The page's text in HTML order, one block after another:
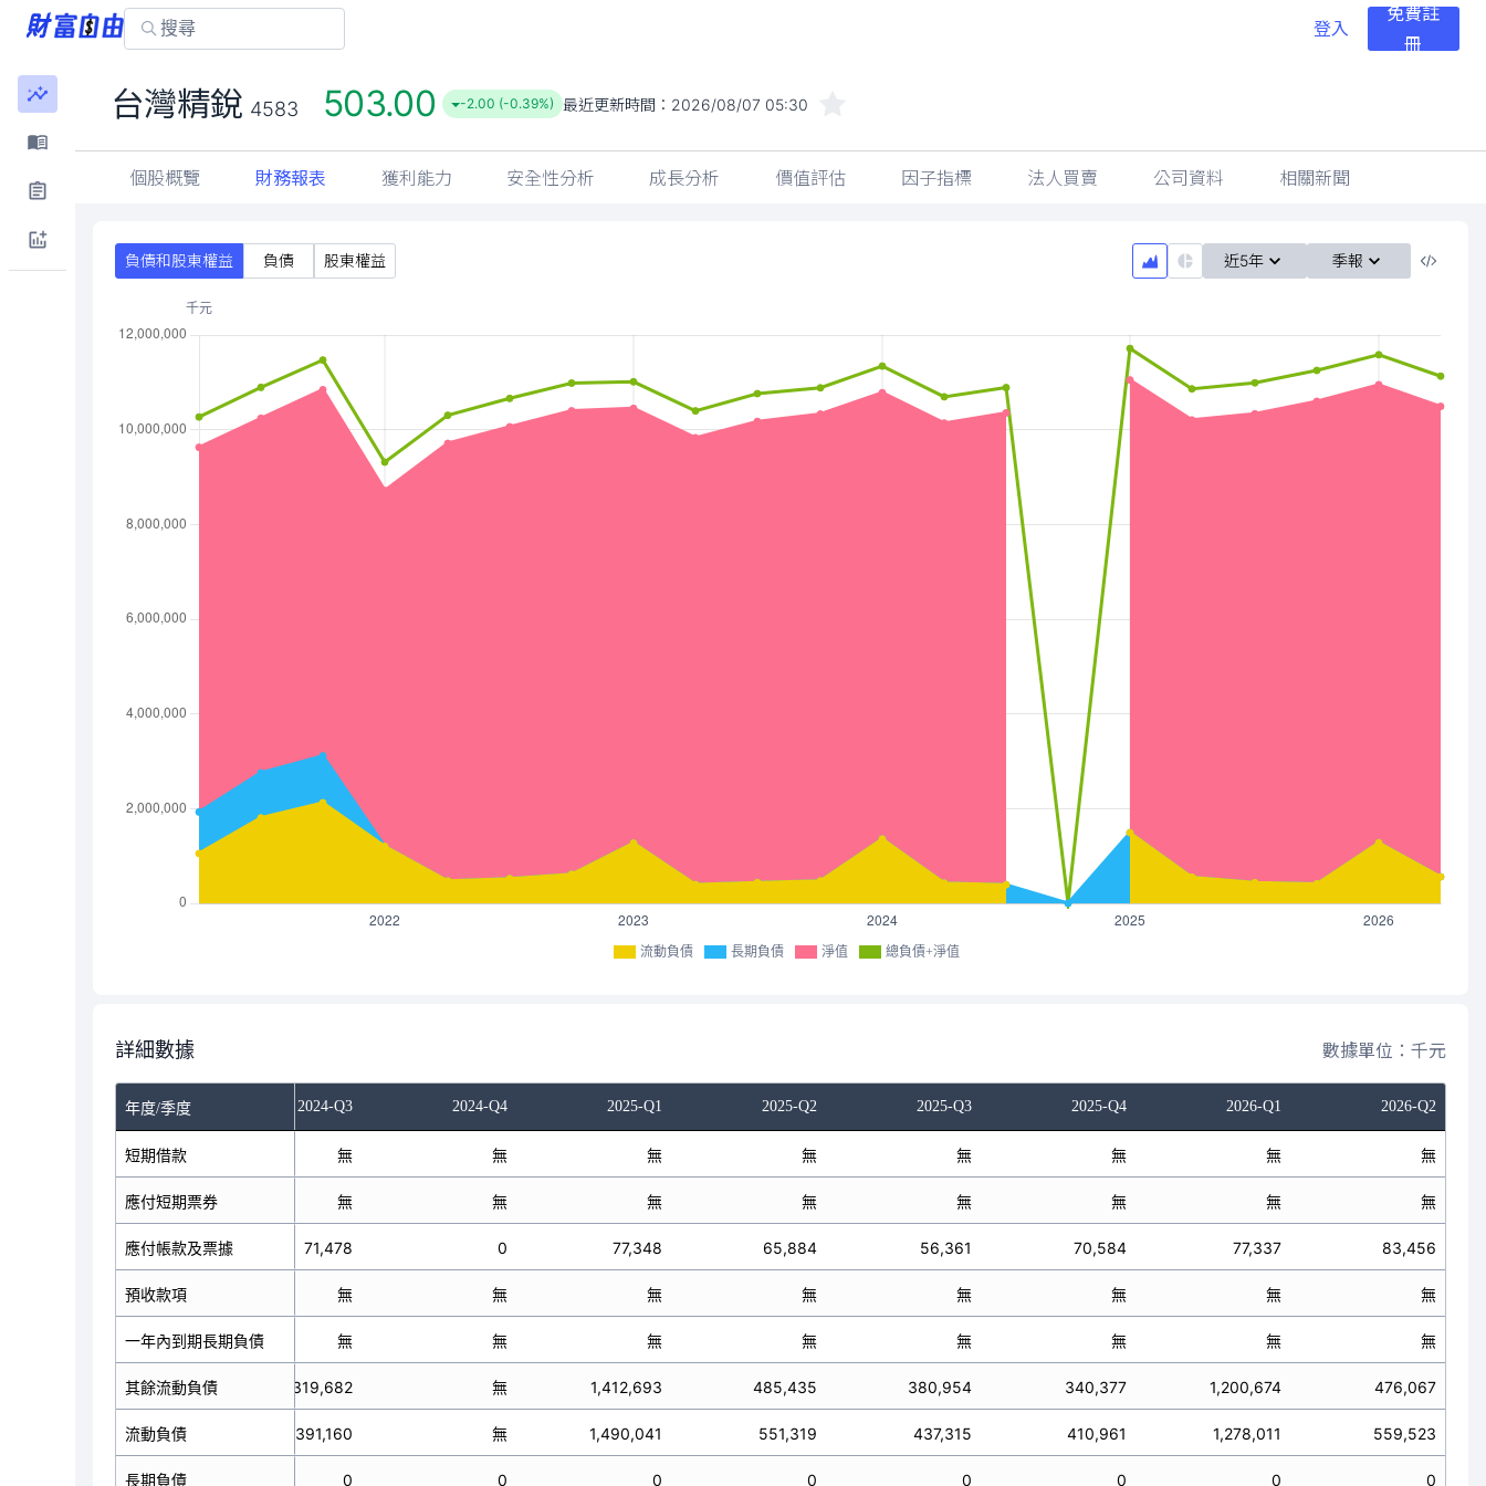
登入
免費註
冊
台灣精銳 4583 503.00 -2.00 (-0.39%) 最近更新時間： 2026/08/07 05:30
個股概覽 財務報表 獲利能力 安全性分析 成長分析 價值評估 因子指標 法人買賣 公司資料 相關新聞
負債和股東權益 負債 股東權益 近5年 季報
流動負債 長期負債 淨值 總負債+淨值
詳細數據 數據單位：千元
年度/季度
2024-Q2 2024-Q3 2024-Q4 2025-Q1 2025-Q2 2025-Q3 2025-Q4 2026-Q1 2026-Q2
短期借款
應付短期票券
應付帳款及票據
預收款項
一年內到期長期負債
其餘流動負債
流動負債
長期負債
無 無 無 無 無 無 無 無 無
無 無 無 無 無 無 無 無 無
71,480 71,478 0 77,348 65,884 56,361 70,584 77,337 83,456
無 無 無 無 無 無 無 無 無
無 無 無 無 無 無 無 無 無
355,365 319,682 無 1,412,693 485,435 380,954 340,377 1,200,674 476,067
426,845 391,160 無 1,490,041 551,319 437,315 410,961 1,278,011 559,523
0 0 0 0 0 0 0 0